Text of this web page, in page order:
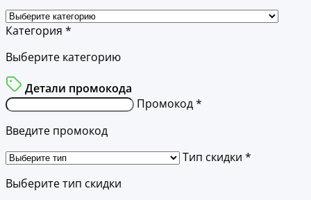
Категория *
Выберите категорию
Детали промокода
Промокод *
Введите промокод
Тип скидки *
Выберите тип скидки